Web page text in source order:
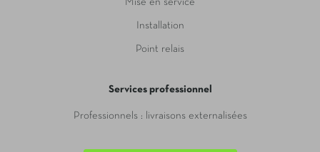
Mise en service
Installation
Point relais
Services professionnel
Professionnels : livraisons externalisées